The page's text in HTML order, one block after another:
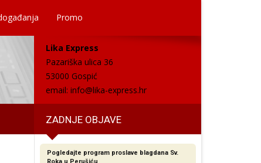
Promo
Lika Express
Pazariška ulica 36
53000 Gospić
email: info@lika-express.hr
ZADNJE OBJAVE
Pogledajte program proslave blagdana Sv.